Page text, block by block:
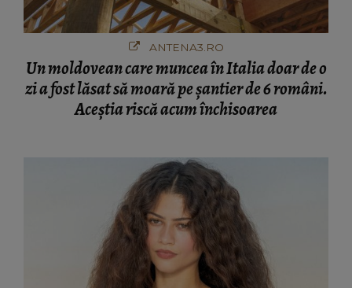
ANTENA3.RO
Un moldovean care muncea în Italia doar de o
zi a fost lăsat să moară pe şantier de 6 români.
Aceștia riscă acum închisoarea